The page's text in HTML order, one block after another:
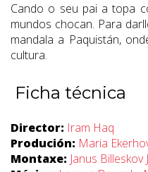
Cando o seu pai a topa
mundos chocan. Para
mandala a Paquistán,
cultura.
Ficha técnica
Director: Iram Haq
Produción: Maria
Montaxe: Janus Billeskov